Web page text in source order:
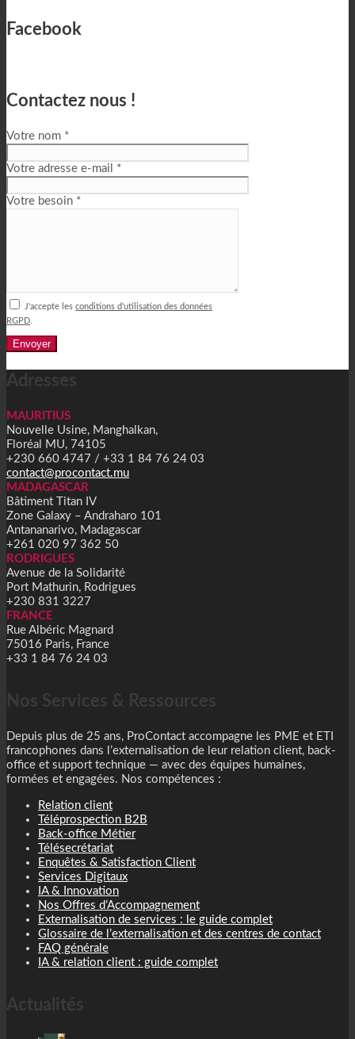
Facebook
Contactez nous !
Votre nom *
Votre adresse e-mail *
Votre besoin *
J'accepte les conditions d'utilisation des données
RGPD
Adresses
MAURITIUS
Nouvelle Usine, Manghalkan,
Floréal MU, 74105
+230 660 4747 / +33 1 84 76 24 03
contact@procontact.mu
MADAGASCAR
Bâtiment Titan IV
Zone Galaxy – Andraharo 101
Antananarivo, Madagascar
+261 020 97 362 50
RODRIGUES
Avenue de la Solidarité
Port Mathurin, Rodrigues
+230 831 3227
FRANCE
Rue Albéric Magnard
75016 Paris, France
+33 1 84 76 24 03
Nos Services & Ressources
Depuis plus de 25 ans, ProContact accompagne les PME et ETI
francophones dans l’externalisation de leur relation client, back-
office et support technique — avec des équipes humaines,
formées et engagées. Nos compétences :
Relation client
Téléprospection B2B
Back-office Métier
Télésecrétariat
Enquêtes & Satisfaction Client
Services Digitaux
IA & Innovation
Nos Offres d’Accompagnement
Externalisation de services : le guide complet
Glossaire de l’externalisation et des centres de contact
FAQ générale
IA & relation client : guide complet
Actualités